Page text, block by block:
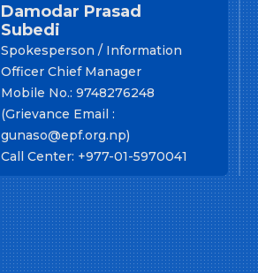
Damodar Prasad
Subedi
Spokesperson / Information
Officer Chief Manager
Mobile No.: 9748276248
(Grievance Email :
gunaso@epf.org.np)
Call Center: +977-01-5970041